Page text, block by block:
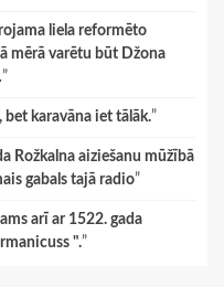
liela reformēto
mērā varētu būt Džona
”
bet karavāna iet tālāk.”
Rožkalna aiziešanu mūžībā
gabals tajā radio”
arī ar 1522. gada
".”